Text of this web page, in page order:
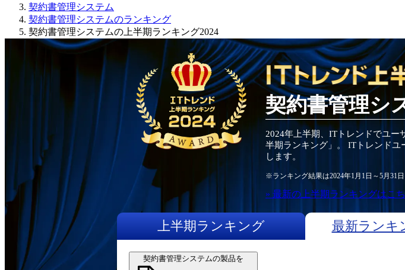
契約書管理システム
契約書管理システムのランキング
契約書管理システムの上半期ランキング2024
契約書管理シ
2024年上半期 、ITトレンドでユー
半期ランキング」。 ITトレンド
します。
※ランキング結果は2024年1月1日～5月31日
» 最新の上半期ランキングはこ
上半期 ランキング 最新ランキ
契約書管理システムの製品を